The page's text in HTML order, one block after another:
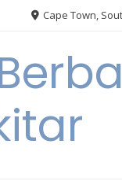
Cape Town,